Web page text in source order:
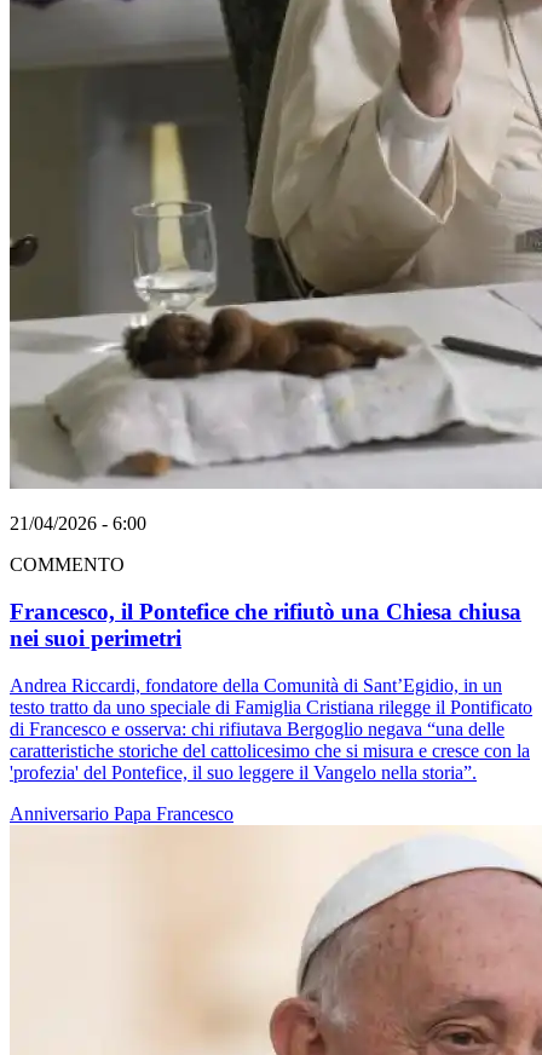
21/04/2026 - 6:00
COMMENTO
Francesco, il Pontefice che rifiutò una Chiesa chiusa
nei suoi perimetri
Andrea Riccardi, fondatore della Comunità di Sant’Egidio, in un
testo tratto da uno speciale di Famiglia Cristiana rilegge il Pontificato
di Francesco e osserva: chi rifiutava Bergoglio negava “una delle
caratteristiche storiche del cattolicesimo che si misura e cresce con la
'profezia' del Pontefice, il suo leggere il Vangelo nella storia”.
Anniversario Papa Francesco